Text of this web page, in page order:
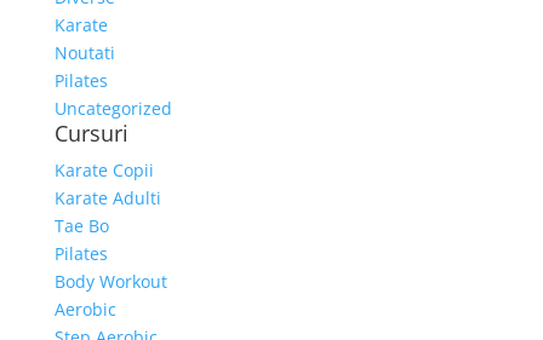
Karate
Noutati
Pilates
Uncategorized
Cursuri
Karate Copii
Karate Adulti
Tae Bo
Pilates
Body Workout
Aerobic